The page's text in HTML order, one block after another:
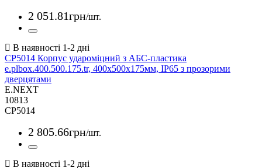
2 051.81грн/шт.
CP5014 Корпус удароміцний з АБС-пластика
e.plbox.400.500.175.tr, 400х500х175мм, IP65 з прозорими
дверцятами
E.NEXT
10813
CP5014
2 805.66грн/шт.